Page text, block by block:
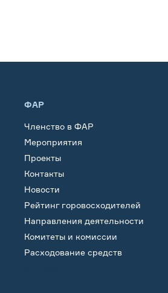
ФАР
Членство в ФАР
Мероприятия
Проекты
Контакты
Новости
Рейтинг горовосходителей
Направления деятельности
Комитеты и комиссии
Расходование средств